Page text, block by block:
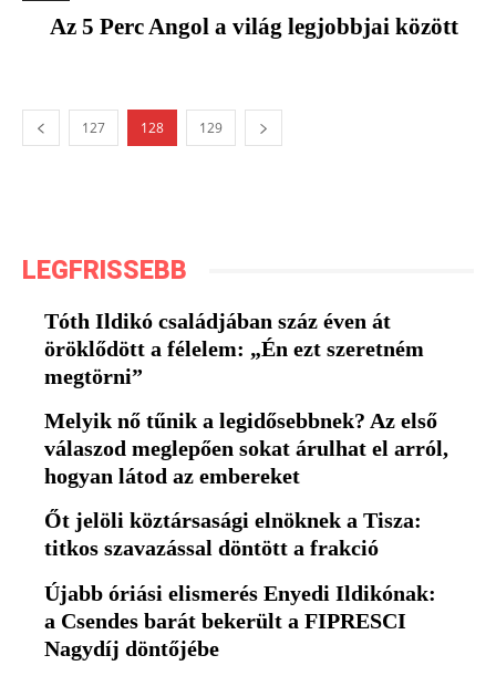
Az 5 Perc Angol a világ legjobbjai között
127 128 129
LEGFRISSEBB
Tóth Ildikó családjában száz éven át
öröklődött a félelem: „Én ezt szeretném
megtörni”
Melyik nő tűnik a legidősebbnek? Az első
válaszod meglepően sokat árulhat el arról,
hogyan látod az embereket
Őt jelöli köztársasági elnöknek a Tisza:
titkos szavazással döntött a frakció
Újabb óriási elismerés Enyedi Ildikónak:
a Csendes barát bekerült a FIPRESCI
Nagydíj döntőjébe